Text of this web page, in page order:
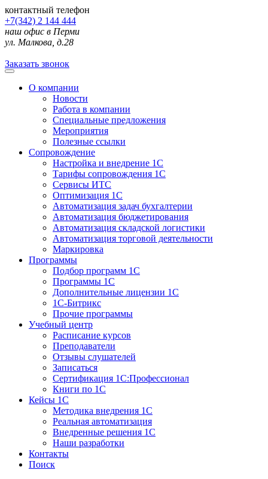
контактный телефон
+7(342) 2 144 444
наш офис в Перми
ул. Малкова, д.28
Заказать звонок
О компании
Новости
Работа в компании
Специальные предложения
Мероприятия
Полезные ссылки
Сопровождение
Настройка и внедрение 1С
Тарифы сопровождения 1С
Сервисы ИТС
Оптимизация 1С
Автоматизация задач бухгалтерии
Автоматизация бюджетирования
Автоматизация складской логистики
Автоматизация торговой деятельности
Маркировка
Программы
Подбор программ 1С
Программы 1С
Дополнительные лицензии 1С
1С-Битрикс
Прочие программы
Учебный центр
Расписание курсов
Преподаватели
Отзывы слушателей
Записаться
Сертификация 1С:Профессионал
Книги по 1С
Кейсы 1С
Методика внедрения 1С
Реальная автоматизация
Внедренные решения 1С
Наши разработки
Контакты
Поиск